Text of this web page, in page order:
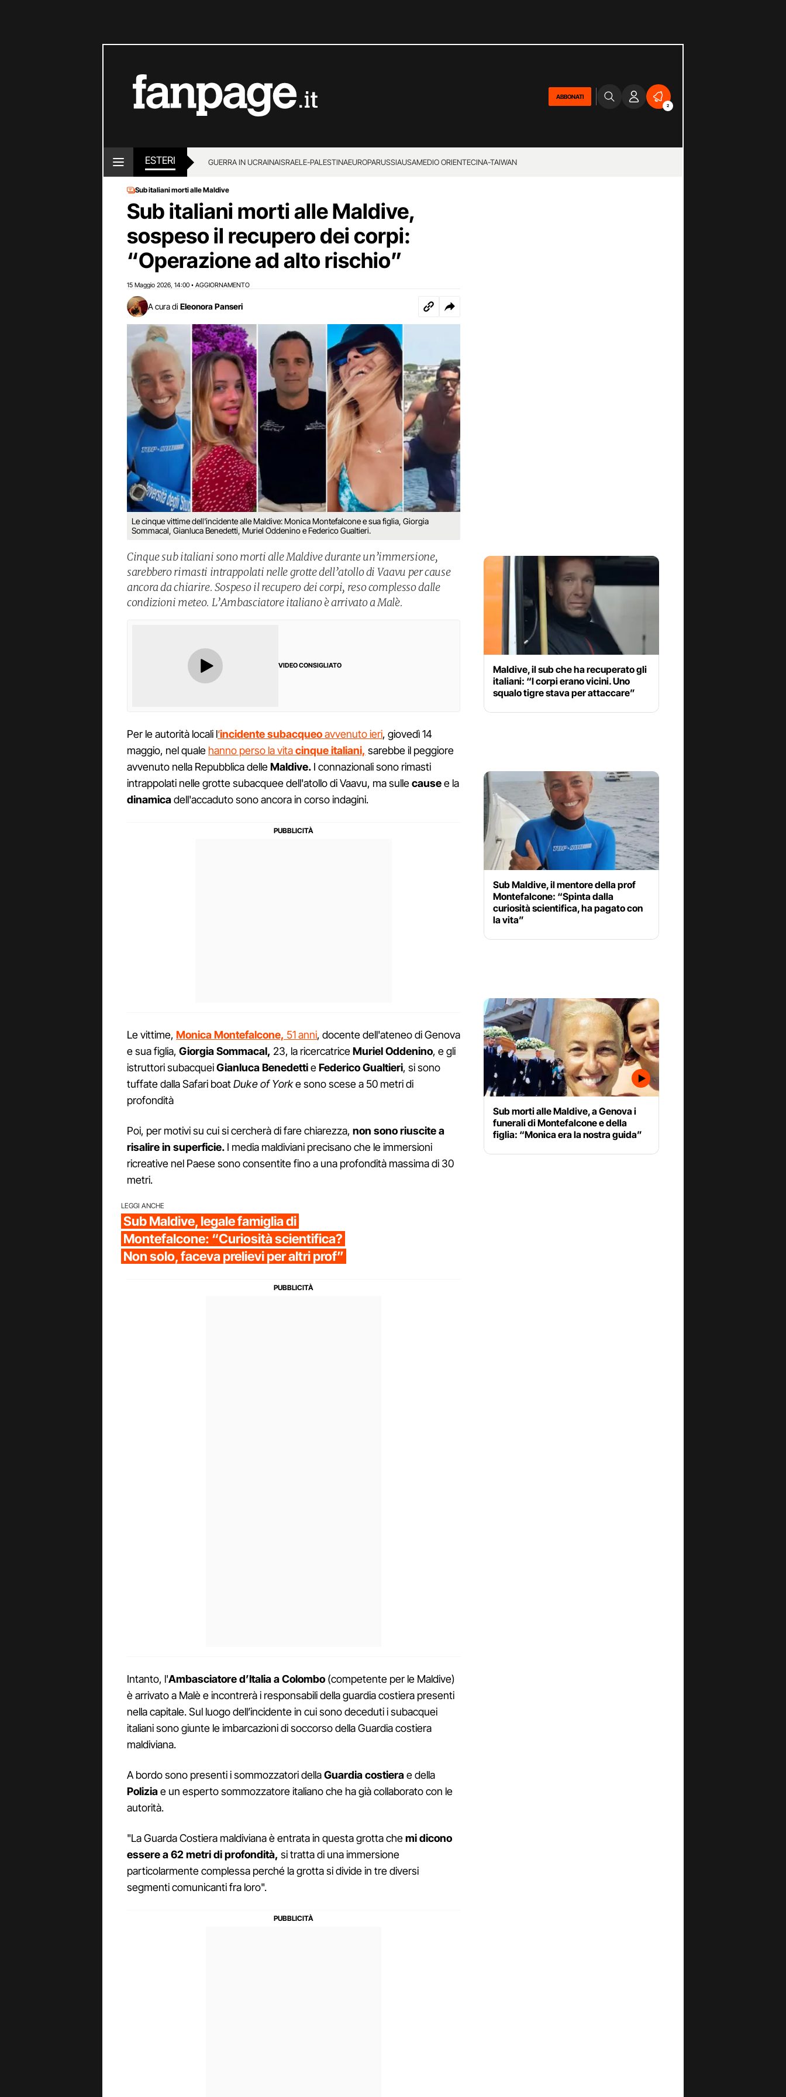
ABBONATI
2
ESTERI GUERRA IN UCRAINAISRAELE-PALESTINAEUROPARUSSIAUSAMEDIO ORIENTECINA-TAIWAN
Sub italiani morti alle Maldive
Sub italiani morti alle Maldive,
sospeso il recupero dei corpi:
“Operazione ad alto rischio”
15 Maggio 2026 14:00 • AGGIORNAMENTO
A cura di Eleonora Panseri
Le cinque vittime dell'incidente alle Maldive: Monica Montefalcone e sua figlia, Giorgia
Sommacal, Gianluca Benedetti, Muriel Oddenino e Federico Gualtieri.
Cinque sub italiani sono morti alle Maldive durante un’immersione,
sarebbero rimasti intrappolati nelle grotte dell’atollo di Vaavu per cause
ancora da chiarire. Sospeso il recupero dei corpi, reso complesso dalle
condizioni meteo. L’Ambasciatore italiano è arrivato a Malè.
VIDEO CONSIGLIATO
Per le autorità locali l‘incidente subacqueoavvenuto ieri, giovedì 14
maggio, nel quale hanno perso la vitacinque italiani, sarebbe il peggiore
avvenuto nella Repubblica delleMaldive. I connazionali sono rimasti
intrappolati nelle grotte subacquee dell'atollo di Vaavu, ma sullecausee la
dinamicadell'accaduto sono ancora in corso indagini.
Le vittime, Monica Montefalcone, 51 anni, docente dell'ateneo di Genova
e sua figlia, Giorgia Sommacal, 23, la ricercatriceMuriel Oddenino, e gli
istruttori subacqueiGianluca BenedettieFedericoGualtieri, si sono
tuffate dalla Safari boatDuke of Yorke sono scese a 50 metri di
profondità
Poi, per motivi su cui si cercherà di fare chiarezza, non sono riuscite a
risalire in superficie. I media maldiviani precisano che le immersioni
ricreative nel Paese sono consentite fino a una profondità massima di 30
metri.
LEGGI ANCHE
Sub Maldive, legale famiglia di
Montefalcone: “Curiosità scientifica?
Non solo, faceva prelievi per altri prof”
Intanto, l'Ambasciatore d’Italia a Colombo (competente per le Maldive)
è arrivato a Malè e incontrerà i responsabili della guardia costiera presenti
nella capitale. Sul luogo dell’incidente in cui sono deceduti i subacquei
italiani sono giunte le imbarcazioni di soccorso della Guardia costiera
maldiviana.
A bordo sono presenti i sommozzatori dellaGuardia costierae della
Poliziae un esperto sommozzatore italiano che ha già collaborato con le
autorità.
"La Guarda Costiera maldiviana è entrata in questa grotta chemi dicono
essere a 62 metridi profondità, si tratta di una immersione
particolarmente complessa perché la grotta si divide in tre diversi
segmenti comunicanti fra loro".
Maldive, il sub che ha recuperato gli
italiani: “I corpi erano vicini. Uno
squalo tigre stava per attaccare”
Sub Maldive, il mentore della prof
Montefalcone: “Spinta dalla
curiosità scientifica, ha pagato con
la vita”
Sub morti alle Maldive, a Genova i
funerali di Montefalcone e della
figlia: “Monica era la nostra guida”